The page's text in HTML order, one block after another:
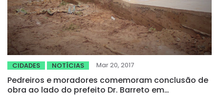
CIDADES NOTÍCIAS Mar 20, 2017
Pedreiros e moradores comemoram conclusão de
obra ao lado do prefeito Dr. Barreto em